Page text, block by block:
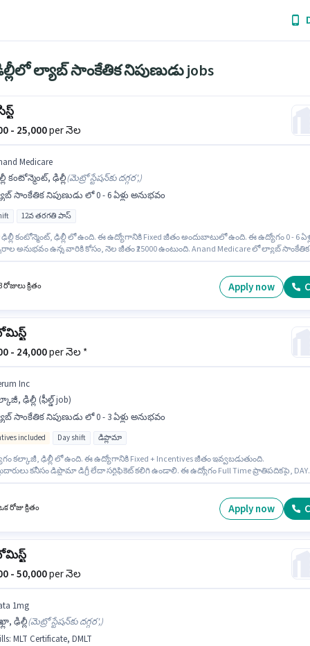
ల్యాబ్ సాంకేతిక నిపుణుడు jobs
- 25,000per నెల
Medicare
కంటోన్మెంట్, ఢిల్లీ(మెట్రో స్టేషన్‌కు దగ్గర',)
సాంకేతిక నిపుణుడు లో 0 - 6 ఏళ్లు అనుభవం
12వ తరగతి పాస్
కంటోన్మెంట్, ఢిల్లీ లో ఉంది. ఈ ఉద్యోగానికి Fixed జీతం అందుబాటులో ఉంది. ఈ ఉద్యోగం 0 - 6
అనుభవం ఉన్న వారికి కోసం, నెల జీతం ₹25000 ఉంటుంది. Anand Medicare లో ల్యాబ్ సాంకేతిక
రోజులు క్రితం Apply now
- 24,000per నెల *
Inc
ఢిల్లీ (ఫీల్డ్ job)
సాంకేతిక నిపుణుడు లో 0 - 3 ఏళ్లు అనుభవం
included Day shift డిప్లొమా
కల్కాజీ, ఢిల్లీ లో ఉంది. ఈ ఉద్యోగానికి Fixed + Incentives జీతం ఇవ్వబడుతుంది.
కనీసం డిప్లొమా డిగ్రీ లేదా సర్టిఫికెట్ కలిగి ఉండాలి. ఈ ఉద్యోగం Full Time ప్రాతిపదికపై, DAY
రోజు క్రితం Apply now
- 50,000per నెల
1mg
ఢిల్లీ(మెట్రో స్టేషన్‌కు దగ్గర',)
: MLT Certificate, DMLT